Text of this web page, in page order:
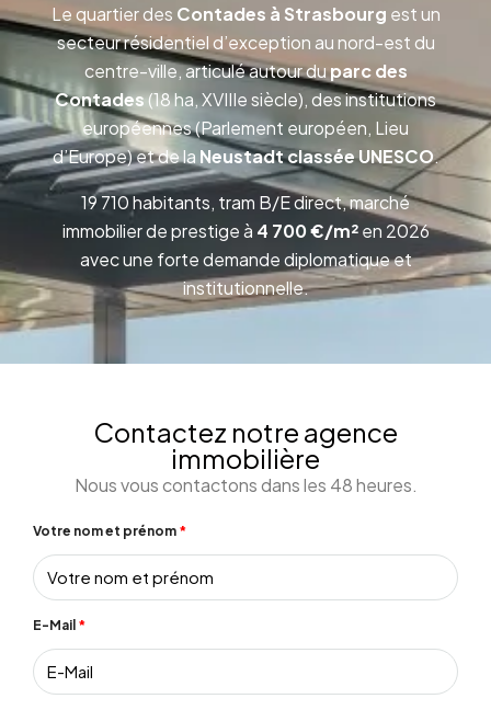
Le quartier des Contades à Strasbourg est un
secteur résidentiel d’exception au nord-est du
centre-ville, articulé autour duparc des
Contades(18 ha, XVIIIe siècle), des institutions
européennes (Parlement européen, Lieu
d’Europe) et de la Neustadt classée UNESCO.
19 710 habitants, tram B/E direct, marché
immobilier de prestige à 4 700 €/m²en 2026
avec une forte demande diplomatique et
institutionnelle.
Contactez notre agence
immobilière
Nous vous contactons dans les 48 heures.
Votre nom et prénom
E-Mail